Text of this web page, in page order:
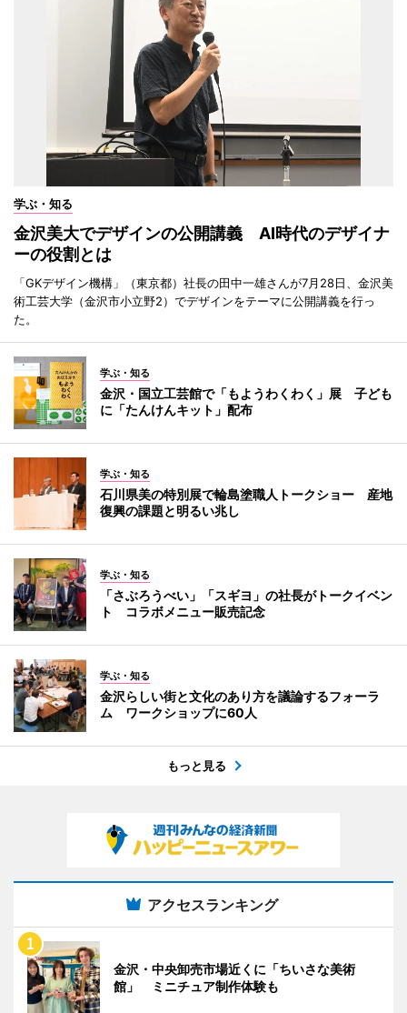
学ぶ・知る
金沢美大でデザインの公開講義 AI時代のデザイナ
ーの役割とは
「GKデザイン機構」（東京都）社長の田中一雄さんが7月28日、金沢美
術工芸大学（金沢市小立野2）でデザインをテーマに公開講義を行っ
た。
学ぶ・知る
金沢・国立工芸館で「もようわくわく」展 子ども
に「たんけんキット」配布
学ぶ・知る
石川県美の特別展で輪島塗職人トークショー 産地
復興の課題と明るい兆し
学ぶ・知る
「さぶろうべい」「スギヨ」の社長がトークイベン
ト コラボメニュー販売記念
学ぶ・知る
金沢らしい街と文化のあり方を議論するフォーラ
ム ワークショップに60人
もっと見る
アクセスランキング
金沢・中央卸売市場近くに「ちいさな美術
館」 ミニチュア制作体験も